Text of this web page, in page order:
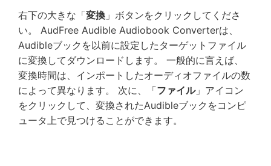
右下の大きな「変換 」ボタンをクリックしてくださ
い。 AudFree Audible Audiobook Converterは、
Audibleブックを以前に設定したターゲットファイル
に変換してダウンロードします。 一般的に言えば、
変換時間は、インポートしたオーディオファイルの数
によって異なります。 次に、「ファイル」アイコン
をクリックして、変換されたAudibleブックをコンピ
ュータ上で見つけることができます。